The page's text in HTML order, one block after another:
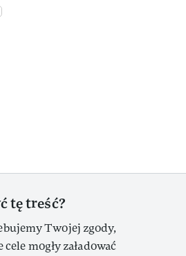
tę treść?
Twojej zgody,
mogły załadować